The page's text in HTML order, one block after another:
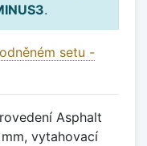
.
setu -
Asphalt
vytahovací